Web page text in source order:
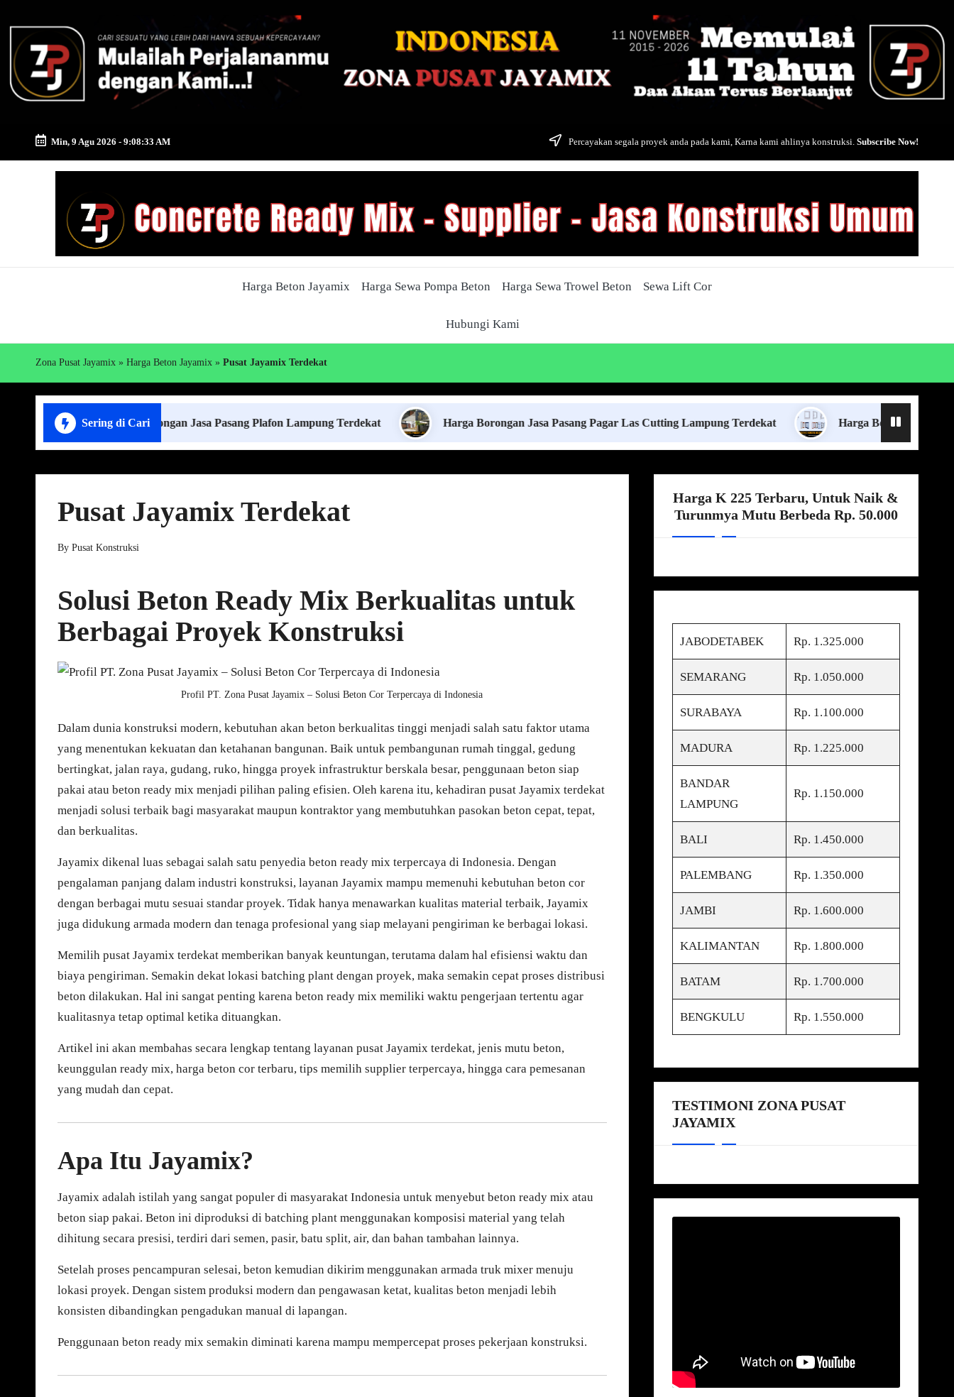
content
Min, 9 Agu 2026 - 9:08:34 AM Percayakan segala proyek anda pada kami, Karna kami ahlinya konstruksi. Subscribe Now!
Harga Beton Jayamix Harga Sewa Pompa Beton Harga Sewa Trowel Beton Sewa Lift Cor
Hubungi Kami
Zona Pusat Jayamix » Harga Beton Jayamix » Pusat Jayamix Terdekat
Sering di Cari
Harga Borongan Jasa Pasang Plafon Lampung Terdekat Harga Borongan Jasa Pasang Pagar Las Cutting Lampung Terdekat Harga Borongan Jasa Pasang
Pusat Jayamix Terdekat
Posted
By Pusat Konstruksi
Solusi Beton Ready Mix Berkualitas untuk
Berbagai Proyek Konstruksi
Profil PT. Zona Pusat Jayamix – Solusi Beton Cor Terpercaya di Indonesia
Dalam dunia konstruksi modern, kebutuhan akan beton berkualitas tinggi menjadi salah satu faktor utama
yang menentukan kekuatan dan ketahanan bangunan. Baik untuk pembangunan rumah tinggal, gedung
bertingkat, jalan raya, gudang, ruko, hingga proyek infrastruktur berskala besar, penggunaan beton siap
pakai atau beton ready mix menjadi pilihan paling efisien. Oleh karena itu, kehadiran pusat Jayamix terdekat
menjadi solusi terbaik bagi masyarakat maupun kontraktor yang membutuhkan pasokan beton cepat, tepat,
dan berkualitas.
Jayamix dikenal luas sebagai salah satu penyedia beton ready mix terpercaya di Indonesia. Dengan
pengalaman panjang dalam industri konstruksi, layanan Jayamix mampu memenuhi kebutuhan beton cor
dengan berbagai mutu sesuai standar proyek. Tidak hanya menawarkan kualitas material terbaik, Jayamix
juga didukung armada modern dan tenaga profesional yang siap melayani pengiriman ke berbagai lokasi.
Memilih pusat Jayamix terdekat memberikan banyak keuntungan, terutama dalam hal efisiensi waktu dan
biaya pengiriman. Semakin dekat lokasi batching plant dengan proyek, maka semakin cepat proses distribusi
beton dilakukan. Hal ini sangat penting karena beton ready mix memiliki waktu pengerjaan tertentu agar
kualitasnya tetap optimal ketika dituangkan.
Artikel ini akan membahas secara lengkap tentang layanan pusat Jayamix terdekat, jenis mutu beton,
keunggulan ready mix, harga beton cor terbaru, tips memilih supplier terpercaya, hingga cara pemesanan
yang mudah dan cepat.
Apa Itu Jayamix?
Jayamix adalah istilah yang sangat populer di masyarakat Indonesia untuk menyebut beton ready mix atau
beton siap pakai. Beton ini diproduksi di batching plant menggunakan komposisi material yang telah
dihitung secara presisi, terdiri dari semen, pasir, batu split, air, dan bahan tambahan lainnya.
Setelah proses pencampuran selesai, beton kemudian dikirim menggunakan armada truk mixer menuju
lokasi proyek. Dengan sistem produksi modern dan pengawasan ketat, kualitas beton menjadi lebih
konsisten dibandingkan pengadukan manual di lapangan.
Penggunaan beton ready mix semakin diminati karena mampu mempercepat proses pekerjaan konstruksi.
Harga K 225 Terbaru, Untuk Naik &
Turunmya Mutu Berbeda Rp. 50.000
JABODETABEK Rp. 1.325.000
SEMARANG Rp. 1.050.000
SURABAYA Rp. 1.100.000
MADURA Rp. 1.225.000
BANDAR
LAMPUNG
Rp. 1.150.000
BALI Rp. 1.450.000
PALEMBANG Rp. 1.350.000
JAMBI Rp. 1.600.000
KALIMANTAN Rp. 1.800.000
BATAM Rp. 1.700.000
BENGKULU Rp. 1.550.000
TESTIMONI ZONA PUSAT
JAYAMIX